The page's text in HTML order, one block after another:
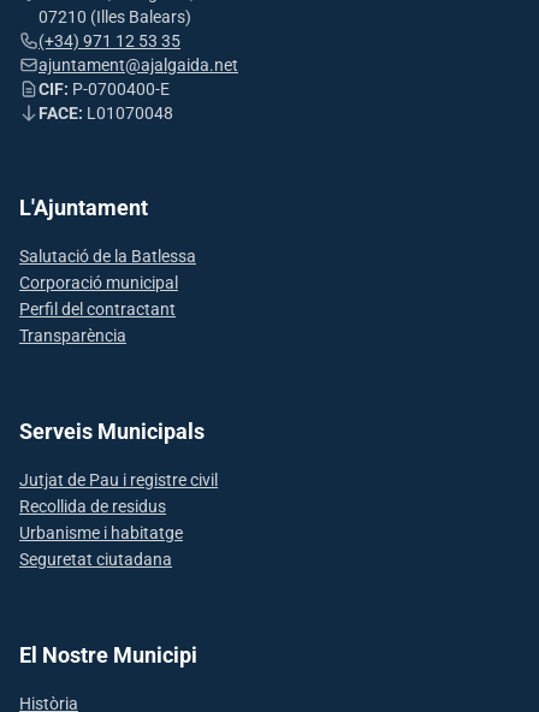
07210 (Illes Balears)
(+34) 971 12 53 35
ajuntament@ajalgaida.net
CIF: P-0700400-E
FACE: L01070048
L'Ajuntament
Salutació de la Batlessa
Corporació municipal
Perfil del contractant
Transparència
Serveis Municipals
Jutjat de Pau i registre civil
Recollida de residus
Urbanisme i habitatge
Seguretat ciutadana
El Nostre Municipi
Història